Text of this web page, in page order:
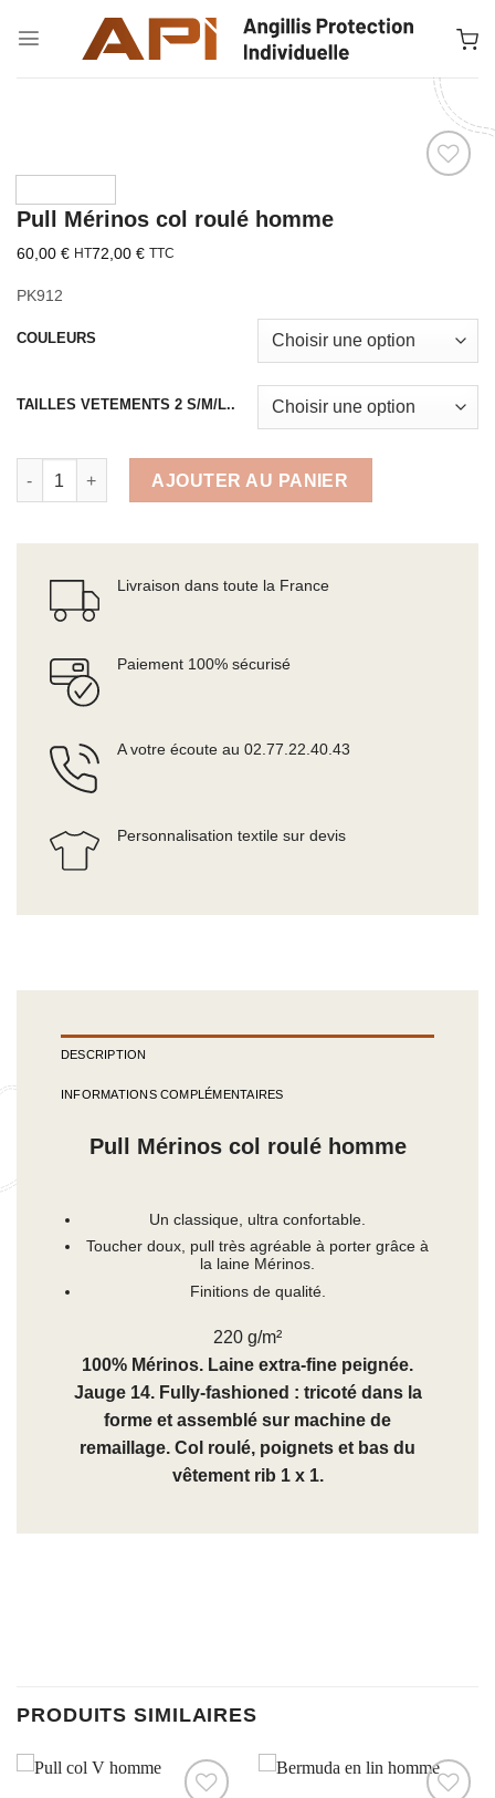
Ajouter à la liste d’envies
Pull Mérinos col roulé homme
60,00 € HT72,00 € TTC
PK912
COULEURS
TAILLES VETEMENTS 2 S/M/L..
AJOUTER AU PANIER
Livraison dans toute la France
Paiement 100% sécurisé
A votre écoute au 02.77.22.40.43
Personnalisation textile sur devis
DESCRIPTION
INFORMATIONS COMPLÉMENTAIRES
Pull Mérinos col roulé homme
Un classique, ultra confortable.
Toucher doux, pull très agréable à porter grâce à
la laine Mérinos.
Finitions de qualité.
220 g/m²
100% Mérinos. Laine extra-fine peignée.
Jauge 14. Fully-fashioned : tricoté dans la
forme et assemblé sur machine de
remaillage. Col roulé, poignets et bas du
vêtement rib 1 x 1.
PRODUITS SIMILAIRES